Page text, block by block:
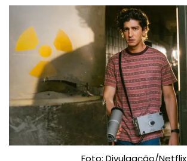
Foto: Divulgação/Netflix